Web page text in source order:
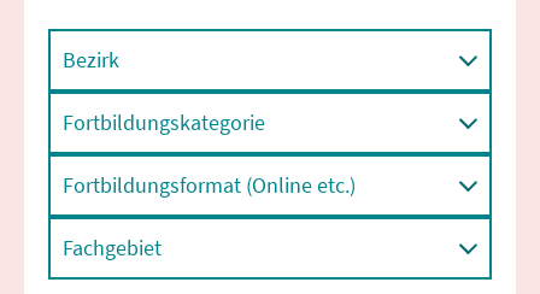
Bezirk
Fortbildungskategorie
Fortbildungsformat (Online etc.)
Fachgebiet